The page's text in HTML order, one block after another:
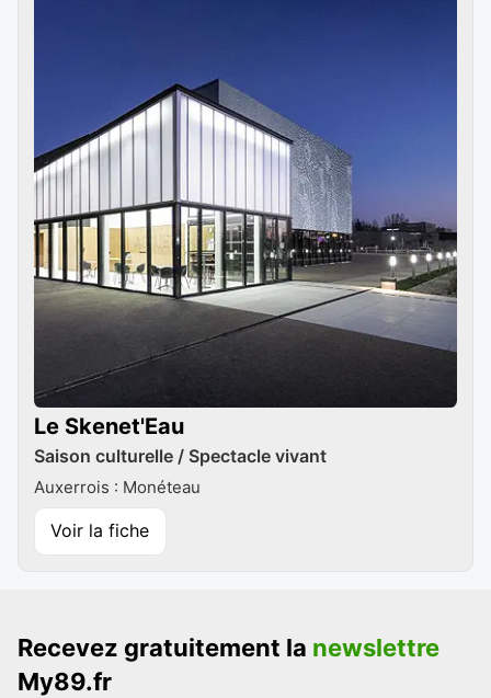
Le Skenet'Eau
Saison culturelle / Spectacle vivant
Auxerrois : Monéteau
Voir la fiche
Recevez gratuitement la newslettre
My89.fr